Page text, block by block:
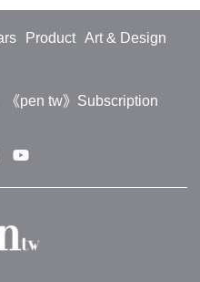
Product
Art & Design
《pen tw》Subscription